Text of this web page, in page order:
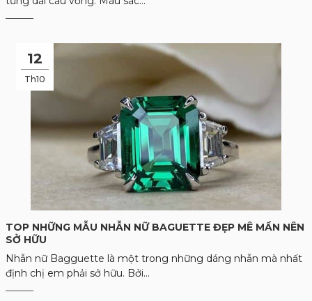
12
Th10
TOP NHỮNG MẪU NHẪN NỮ BAGUETTE ĐẸP MÊ MẨN NÊN
SỞ HỮU
Nhẫn nữ Bagguette là một trong những dáng nhẫn mà nhất
định chị em phải sở hữu. Bởi...